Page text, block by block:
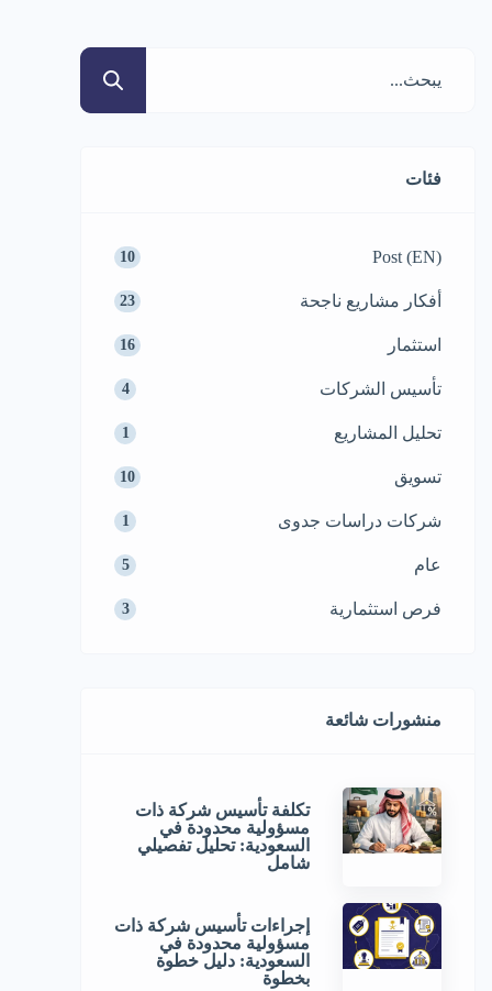
فئات
Post (EN)
10
أفكار مشاريع ناجحة 23
استثمار 16
تأسيس الشركات 4
تحليل المشاريع 1
تسويق 10
شركات دراسات جدوى 1
عام 5
فرص استثمارية 3
منشورات شائعة
تكلفة تأسيس شركة ذات
مسؤولية محدودة في
السعودية: تحليل تفصيلي
شامل
إجراءات تأسيس شركة ذات
مسؤولية محدودة في
السعودية: دليل خطوة
بخطوة